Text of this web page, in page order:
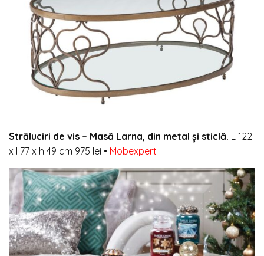
Străluciri de vis – Masă Larna, din metal și sticlă. L 122
x l 77 x h 49 cm 975 lei • Mobexpert